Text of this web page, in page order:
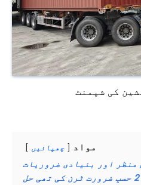
کی شپمنٹ
مواد چھپائیں
منظر اور بنیادی ضروریات
2 حسبِ ضرورت ٹرن کی تھی حل